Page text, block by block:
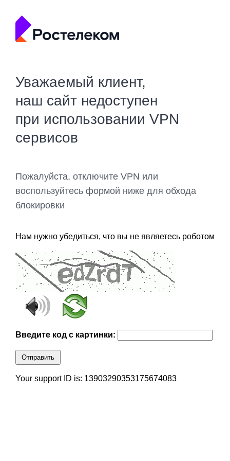
Уважаемый клиент,
наш сайт недоступен
при использовании VPN
сервисов
Пожалуйста, отключите VPN или
воспользуйтесь формой ниже для обхода
блокировки
Нам нужно убедиться, что вы не являетесь роботом
Введите код с картинки:
Отправить
Your support ID is: 13903290353175674083